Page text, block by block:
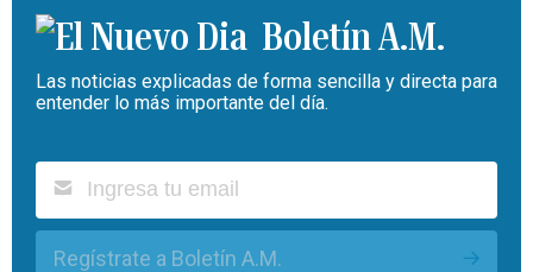
Boletín A.M.
Las noticias explicadas de forma sencilla y directa para
entender lo más importante del día.
Regístrate a Boletín A.M.